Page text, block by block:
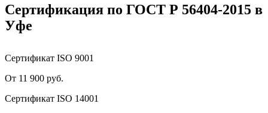
Сертификация по ГОСТ Р 56404-2015 в
Уфе
Сертификат ISO 9001
От 11 900 руб.
Сертификат ISO 14001